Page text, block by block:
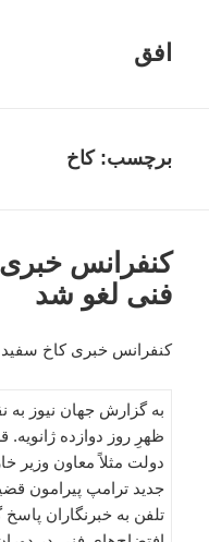
افق
برچسب:کاخ
کنفرانس خبری
فنی لغو شد
کنفرانس خبری کاخ سفید
به گزارش جهان نیوز
ظهرِ روز دوازده
دولت مثلاً معاون وزیر
جدید ترامپ پیرامون
تلفن به خبرنگاران